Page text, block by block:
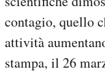
contagio, quello
attività
stampa, il 26